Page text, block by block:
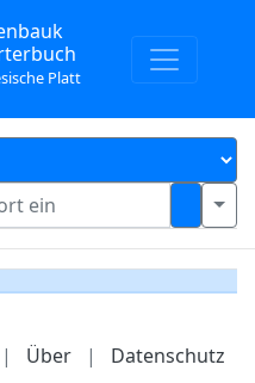
Platt
| Über | Datenschutz